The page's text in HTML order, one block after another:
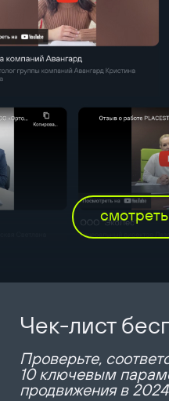
Чек-лист
Проверьте,
10 ключевым
продвижения в